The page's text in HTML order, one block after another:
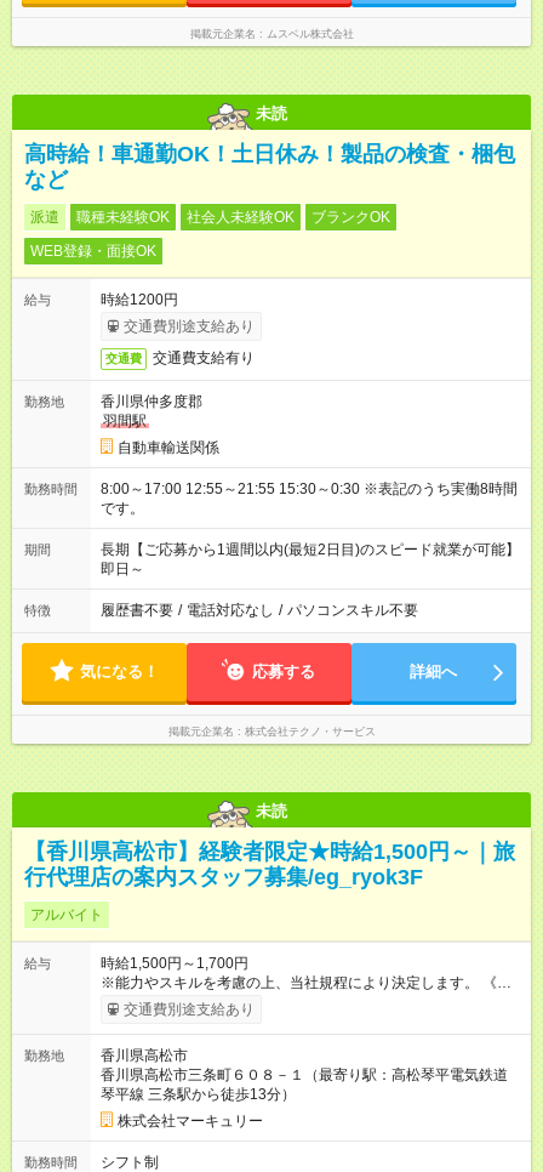
掲載元企業名 ムスベル株式会社
未読
高時給！車通勤OK！土日休み！製品の検査・梱包
など
派遣 職種未経験OK 社会人未経験OK
ブランクOK
WEB登録・面接OK
給与
時給1200円
交通費別途支給あり
交通費 交通費支給有り
勤務地
香川県仲多度郡
羽間駅
自動車輸送関係
勤務時間
8:00～17:00 12:55～21:55 15:30～0:30 ※表記のうち実働8時間
です。
期間
長期【ご応募から1週間以内(最短2日目)のスピード就業が可能】
即日～
特徴 履歴書不要 / 電話対応なし / パソコンスキル不要
気になる！ 応募する 詳細へ
掲載元企業名 株式会社テクノ・サービス
未読
【香川県高松市】経験者限定★時給1,500円～｜旅
行代理店の案内スタッフ募集/eg_ryok3F
アルバイト
給与
時給1,500円～1,700円
※能力やスキルを考慮の上、当社規程により決定します。 《月
給例》 ～時給1,500円の場合～ 時給1,500円×1日8時間×月22日
＝264,000円 【試用期間】試用期間あり 試用期間の長さ：3ヶ月
交通費別途支給あり
勤務地
香川県高松市
香川県高松市三条町６０８－１（最寄り駅：高松琴平電気鉄道
琴平線 三条駅から徒歩13分）
株式会社マーキュリー
勤務時間
シフト制